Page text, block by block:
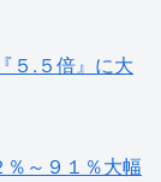
５.５倍』に大
～９１％大幅